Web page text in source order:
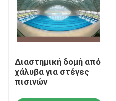
Διαστημική δομή από
χάλυβα για στέγες
πισινών